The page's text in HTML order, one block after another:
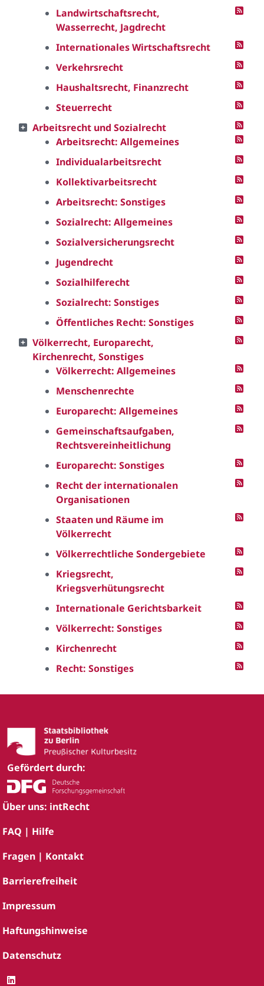
Landwirtschaftsrecht,
Wasserrecht, Jagdrecht
Internationales Wirtschaftsrecht
Verkehrsrecht
Haushaltsrecht, Finanzrecht
Steuerrecht
Arbeitsrecht und Sozialrecht
Arbeitsrecht: Allgemeines
Individualarbeitsrecht
Kollektivarbeitsrecht
Arbeitsrecht: Sonstiges
Sozialrecht: Allgemeines
Sozialversicherungsrecht
Jugendrecht
Sozialhilferecht
Sozialrecht: Sonstiges
Öffentliches Recht: Sonstiges
Völkerrecht, Europarecht,
Kirchenrecht, Sonstiges
Völkerrecht: Allgemeines
Menschenrechte
Europarecht: Allgemeines
Gemeinschaftsaufgaben,
Rechtsvereinheitlichung
Europarecht: Sonstiges
Recht der internationalen
Organisationen
Staaten und Räume im
Völkerrecht
Völkerrechtliche Sondergebiete
Kriegsrecht,
Kriegsverhütungsrecht
Internationale Gerichtsbarkeit
Völkerrecht: Sonstiges
Kirchenrecht
Recht: Sonstiges
Gefördert durch:
Über uns: intRecht
FAQ | Hilfe
Fragen | Kontakt
Barrierefreiheit
Impressum
Haftungshinweise
Datenschutz